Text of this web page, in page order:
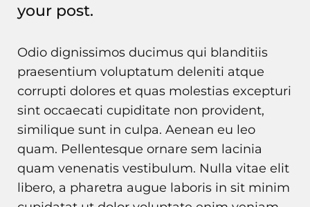
your post.
Odio dignissimos ducimus qui blanditiis
praesentium voluptatum deleniti atque
corrupti dolores et quas molestias excepturi
sint occaecati cupiditate non provident,
similique sunt in culpa. Aenean eu leo
quam. Pellentesque ornare sem lacinia
quam venenatis vestibulum. Nulla vitae elit
libero, a pharetra augue laboris in sit minim